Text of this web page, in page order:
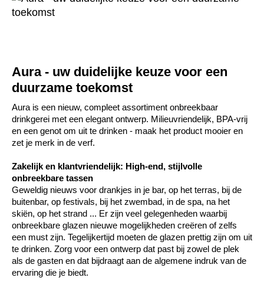
Aura - uw duidelijke keuze voor een
duurzame toekomst
Aura is een nieuw, compleet assortiment onbreekbaar
drinkgerei met een elegant ontwerp. Milieuvriendelijk, BPA-vrij
en een genot om uit te drinken - maak het product mooier en
zet je merk in de verf.
Zakelijk en klantvriendelijk: High-end, stijlvolle
onbreekbare tassen
Geweldig nieuws voor drankjes in je bar, op het terras, bij de
buitenbar, op festivals, bij het zwembad, in de spa, na het
skiën, op het strand ... Er zijn veel gelegenheden waarbij
onbreekbare glazen nieuwe mogelijkheden creëren of zelfs
een must zijn. Tegelijkertijd moeten de glazen prettig zijn om uit
te drinken. Zorg voor een ontwerp dat past bij zowel de plek
als de gasten en dat bijdraagt aan de algemene indruk van de
ervaring die je biedt.